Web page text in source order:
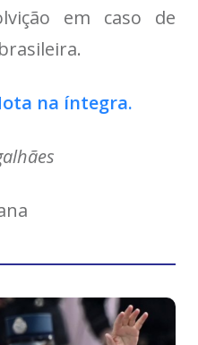
em caso de
na íntegra.